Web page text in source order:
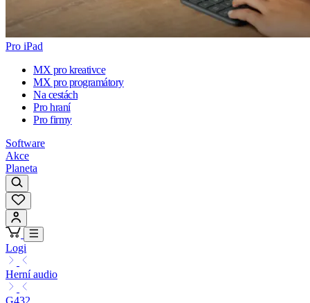
Pro iPad
MX pro kreativce
MX pro programátory
Na cestách
Pro hraní
Pro firmy
Software
Akce
Planeta
Logi
Herní audio